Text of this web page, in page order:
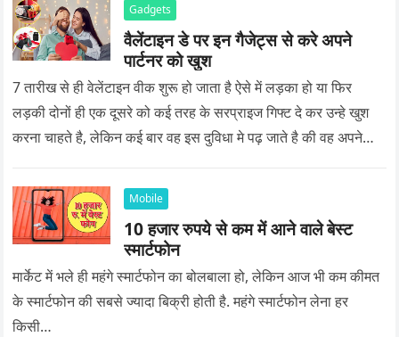
Gadgets
वैलेंटाइन डे पर इन गैजेट्स से करे अपने
पार्टनर को खुश
7 तारीख से ही वेलेंटाइन वीक शुरू हो जाता है ऐसे में लड़का हो या फिर
लड़की दोनों ही एक दूसरे को कई तरह के सरप्राइज गिफ्ट दे कर उन्हे खुश
करना चाहते है, लेकिन कई बार वह इस दुविधा मे पढ़ जाते है की वह अपने
Mobile
10 हजार रुपये से कम में आने वाले बेस्ट
स्मार्टफोन
मार्केट में भले ही महंगे स्मार्टफोन का बोलबाला हो, लेकिन आज भी कम कीमत
के स्मार्टफोन की सबसे ज्यादा बिक्री होती है. महंगे स्मार्टफोन लेना हर
किसी…